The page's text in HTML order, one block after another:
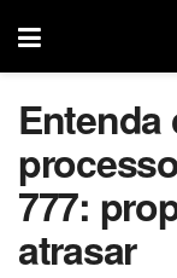
Entenda
777:
atrasar